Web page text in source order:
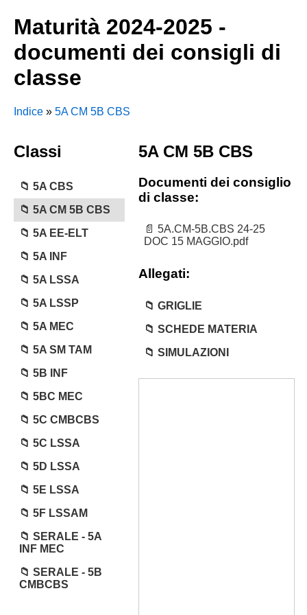
Maturità 2024-2025 -
documenti dei consigli di
classe
Indice » 5A CM 5B CBS
Classi
5A CBS
5A CM 5B CBS
5A EE-ELT
5A INF
5A LSSA
5A LSSP
5A MEC
5A SM TAM
5B INF
5BC MEC
5C CMBCBS
5C LSSA
5D LSSA
5E LSSA
5F LSSAM
SERALE - 5A
INF MEC
SERALE - 5B
CMBCBS
5A CM 5B CBS
Documenti dei consiglio
di classe:
5A.CM-5B.CBS 24-25
DOC 15 MAGGIO.pdf
Allegati:
GRIGLIE
SCHEDE MATERIA
SIMULAZIONI